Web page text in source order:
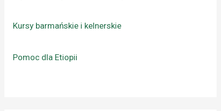
Kursy barmańskie i kelnerskie
Pomoc dla Etiopii